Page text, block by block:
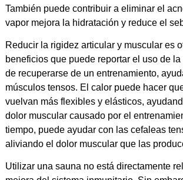
También puede contribuir a eliminar el
vapor mejora la hidratación y reduce el
Reducir la rigidez articular y muscular es
beneficios que puede reportar el uso de la
de recuperarse de un entrenamiento,
músculos tensos. El calor puede hacer
vuelvan más flexibles y elásticos,
dolor muscular causado por el
tiempo, puede ayudar con las cefaleas
aliviando el dolor muscular que las
Utilizar una sauna no está directamente